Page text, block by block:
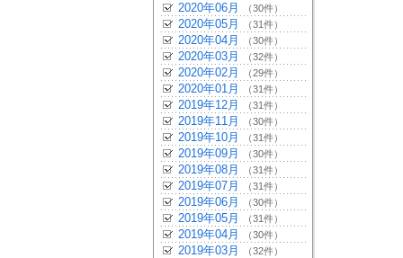
2020年06月 （30件）
2020年05月 （31件）
2020年04月 （30件）
2020年03月 （32件）
2020年02月 （29件）
2020年01月 （31件）
2019年12月 （31件）
2019年11月 （30件）
2019年10月 （31件）
2019年09月 （30件）
2019年08月 （31件）
2019年07月 （31件）
2019年06月 （30件）
2019年05月 （31件）
2019年04月 （30件）
2019年03月 （32件）